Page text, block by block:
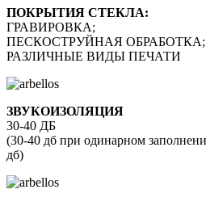
ПОКРЫТИЯ СТЕКЛА:
ГРАВИРОВКА;
ПЕСКОСТРУЙНАЯ ОБРАБОТКА;
РАЗЛИЧНЫЕ ВИДЫ ПЕЧАТИ
ЗВУКОИЗОЛЯЦИЯ
30-40 ДБ
(30-40 дб при одинарном
дб)